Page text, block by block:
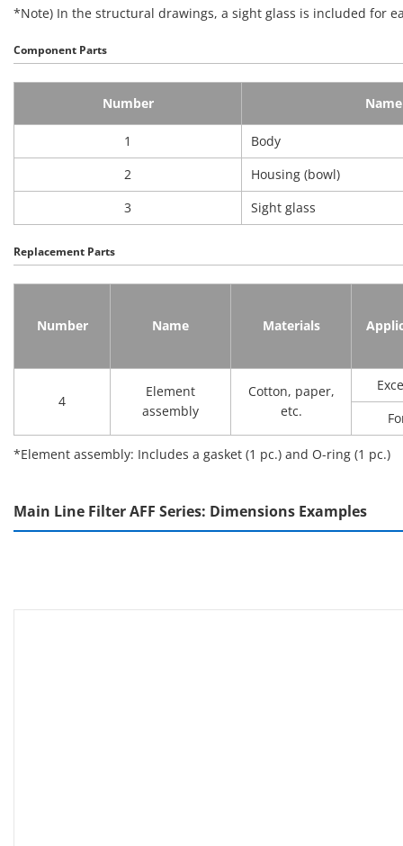
*Note) In the structural drawings, a sight glass is included for
Component Parts
Number Name
1
Body
2
Housing (bowl)
3
Sight glass
Replacement Parts
Number Name Materials
4
Element
assembly
Cotton, paper,
etc.
*Element assembly: Includes a gasket (1 pc.) and O-ring (1 pc.)
Main Line Filter AFF Series: Dimensions Examples